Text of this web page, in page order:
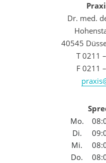
Dr. med.
40545
T 0211
F 0211
Mo.
Di.
Mi.
Do.